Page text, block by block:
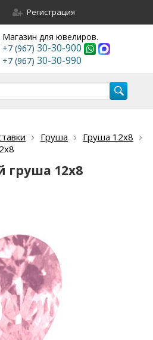
Регистрация
Магазин для ювелиров.
+7 (967) 30-30-900
+7 (967) 30-30-990
Груша
Груша 12х8
груша 12х8